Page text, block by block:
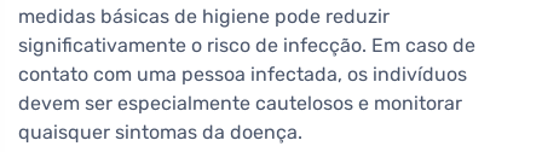
medidas básicas de higiene pode reduzir
significativamente o risco de infecção. Em caso de
contato com uma pessoa infectada, os indivíduos
devem ser especialmente cautelosos e monitorar
quaisquer sintomas da doença.